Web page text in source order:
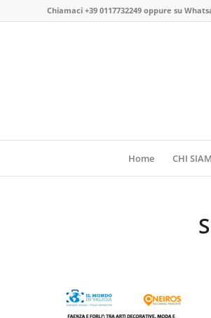
Chiamaci +39 0117732249 oppure su
Home CHI